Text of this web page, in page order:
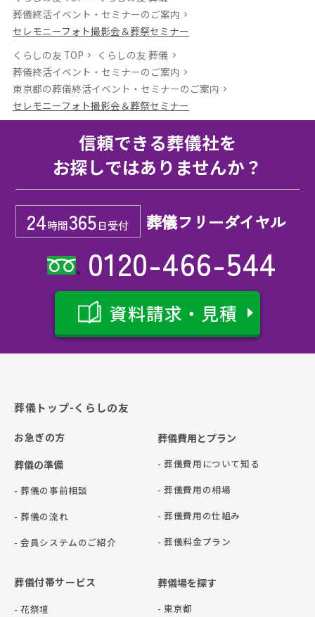
葬儀終活イベント・セミナーのご案内
セレモニーフォト撮影会＆葬祭セミナー
くらしの友 TOP
くらしの友 葬儀
葬儀終活イベント・セミナーのご案内
東京都の葬儀終活イベント・セミナーのご案内
セレモニーフォト撮影会＆葬祭セミナー
信頼できる葬儀社を
お探しではありませんか？
24時間365日受付 葬儀フリーダイヤル
0120-466-544
資料請求・見積
葬儀トップ-くらしの友
お急ぎの方
葬儀の準備
- 葬儀の事前相談
- 葬儀の流れ
- 会員システムのご紹介
葬儀費用とプラン
- 葬儀費用について知る
- 葬儀費用の相場
- 葬儀費用の仕組み
- 葬儀料金プラン
葬儀付帯サービス
- 花祭壇
葬儀場を探す
- 東京都